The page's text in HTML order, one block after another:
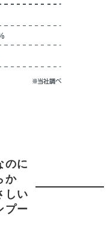
のに
か
しい
プー